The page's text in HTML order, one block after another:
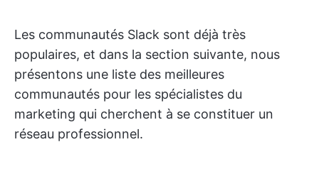
Les communautés Slack sont déjà très
populaires, et dans la section suivante, nous
présentons une liste des meilleures
communautés pour les spécialistes du
marketing qui cherchent à se constituer un
réseau professionnel.